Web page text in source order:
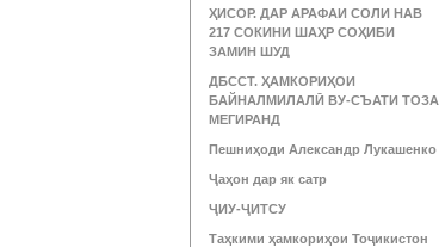
ҲИСОР. ДАР АРАФАИ СОЛИ НАВ
217 СОКИНИ ШАҲР СОҲИБИ
ЗАМИН ШУД
ДБССТ. ҲАМКОРИҲОИ
БАЙНАЛМИЛАЛӢ ВУ-СЪАТИ ТОЗА
МЕГИРАНД
Пешниҳоди Александр Лукашенко
Ҷаҳон дар як сатр
ҶИУ-ҶИТСУ
Таҳкими ҳамкориҳои Тоҷикистон